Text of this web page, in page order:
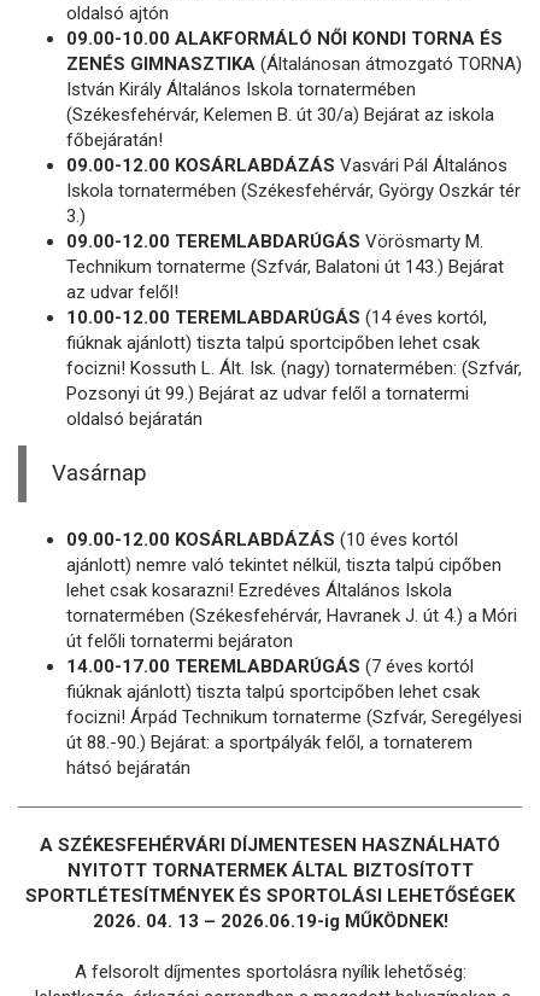
oldalsó ajtón
09.00-10.00 ALAKFORMÁLÓ NŐI KONDI TORNA ÉS
ZENÉS GIMNASZTIKA (Általánosan átmozgató TORNA)
István Király Általános Iskola tornatermében
(Székesfehérvár, Kelemen B. út 30/a) Bejárat az iskola
főbejáratán!
09.00-12.00 KOSÁRLABDÁZÁS Vasvári Pál Általános
Iskola tornatermében (Székesfehérvár, György Oszkár tér
3.)
09.00-12.00 TEREMLABDARÚGÁS Vörösmarty M.
Technikum tornaterme (Szfvár, Balatoni út 143.) Bejárat
az udvar felől!
10.00-12.00 TEREMLABDARÚGÁS (14 éves kortól,
fiúknak ajánlott) tiszta talpú sportcipőben lehet csak
focizni! Kossuth L. Ált. Isk. (nagy) tornatermében: (Szfvár,
Pozsonyi út 99.) Bejárat az udvar felől a tornatermi
oldalsó bejáratán
Vasárnap
09.00-12.00 KOSÁRLABDÁZÁS (10 éves kortól
ajánlott) nemre való tekintet nélkül, tiszta talpú cipőben
lehet csak kosarazni! Ezredéves Általános Iskola
tornatermében (Székesfehérvár, Havranek J. út 4.) a Móri
út felőli tornatermi bejáraton
14.00-17.00 TEREMLABDARÚGÁS (7 éves kortól
fiúknak ajánlott) tiszta talpú sportcipőben lehet csak
focizni! Árpád Technikum tornaterme (Szfvár, Seregélyesi
út 88.-90.) Bejárat: a sportpályák felől, a tornaterem
hátsó bejáratán
A SZÉKESFEHÉRVÁRI DÍJMENTESEN HASZNÁLHATÓ
NYITOTT TORNATERMEK ÁLTAL BIZTOSÍTOTT
SPORTLÉTESÍTMÉNYEK ÉS SPORTOLÁSI LEHETŐSÉGEK
2026. 04. 13 – 2026.06.19-ig MŰKÖDNEK!
A felsorolt díjmentes sportolásra nyílik lehetőség: